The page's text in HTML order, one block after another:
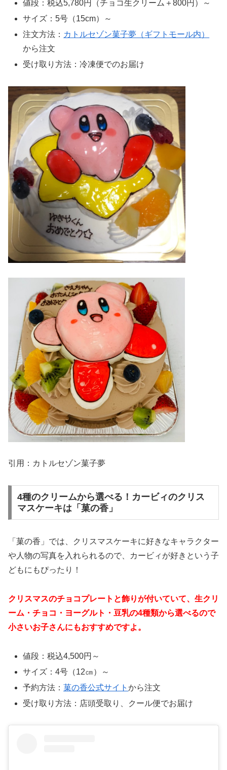
値段：税込5,780円（チョコ生クリーム＋800円）～
サイズ：5号（15cm）～
注文方法： カトルセゾン菓子夢（ギフトモール内）
から注文
受け取り方法：冷凍便でのお届け
引用：カトルセゾン菓子夢
4種のクリームから選べる！カービィのクリス
マスケーキは「菓の香」
「菓の香」では、クリスマスケーキに好きなキャラクター
や人物の写真を入れられるので、カービィが好きという子
どもにもぴったり！
クリスマスのチョコプレートと飾りが付いていて、生クリ
ーム・チョコ・ヨーグルト・豆乳の4種類から選べるので
小さいお子さんにもおすすめですよ。
値段：税込4,500円～
サイズ：4号（12㎝）～
予約方法：菓の香公式サイトから注文
受け取り方法：店頭受取り、クール便でお届け